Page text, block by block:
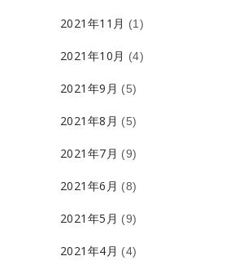
2021年11月 (1)
2021年10月 (4)
2021年9月 (5)
2021年8月 (5)
2021年7月 (9)
2021年6月 (8)
2021年5月 (9)
2021年4月 (4)